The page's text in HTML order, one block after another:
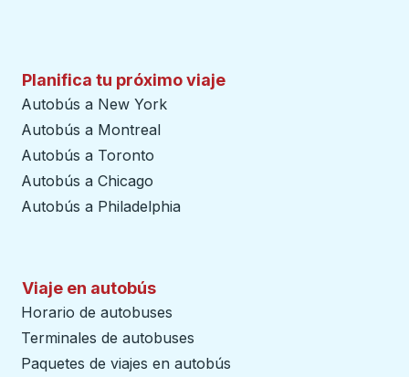
Planifica tu próximo viaje
Autobús a New York
Autobús a Montreal
Autobús a Toronto
Autobús a Chicago
Autobús a Philadelphia
Viaje en autobús
Horario de autobuses
Terminales de autobuses
Paquetes de viajes en autobús